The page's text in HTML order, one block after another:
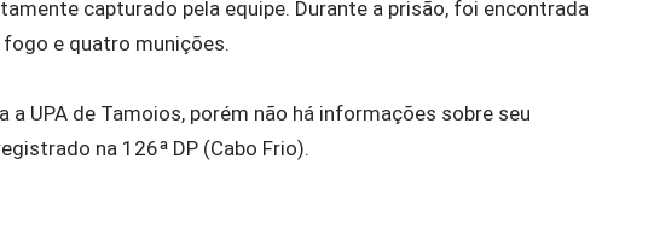
capturado pela equipe. Durante a prisão, foi encontrada
e quatro munições.
a UPA de Tamoios, porém não há informações sobre seu
na 126ª DP (Cabo Frio).